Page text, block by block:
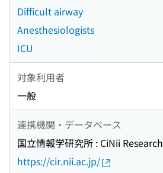
Difficult airway
Anesthesiologists
ICU
対象利用者
一般
連携機関・データベース
国立情報学研究所 : CiNii Research
https://cir.nii.ac.jp/